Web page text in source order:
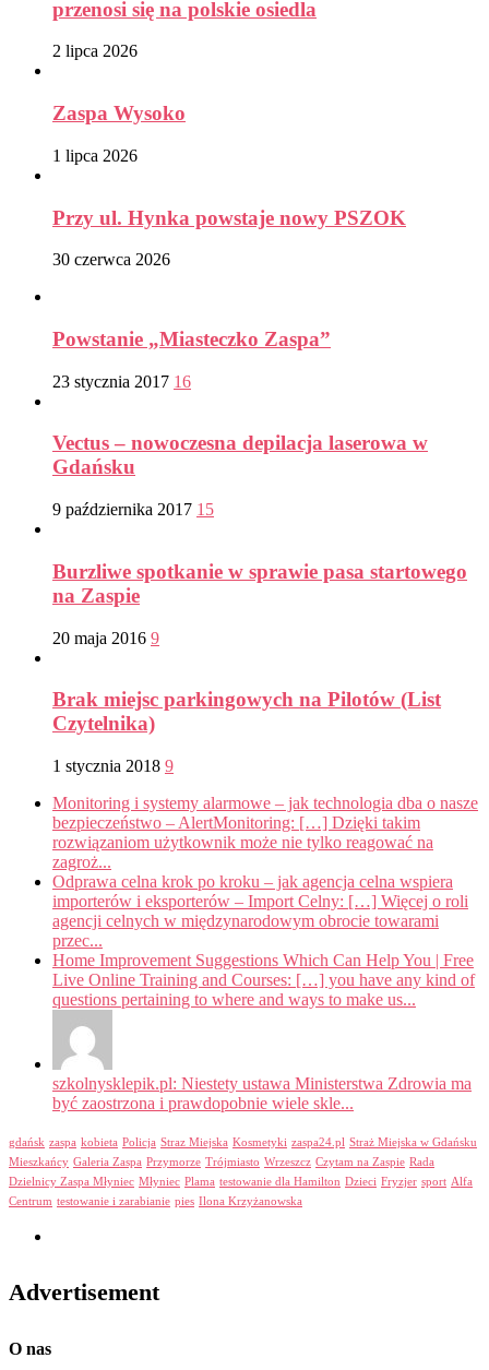
przenosi się na polskie osiedla
2 lipca 2026
Zaspa Wysoko
1 lipca 2026
Przy ul. Hynka powstaje nowy PSZOK
30 czerwca 2026
Powstanie „Miasteczko Zaspa”
23 stycznia 2017 16
Vectus – nowoczesna depilacja laserowa w
Gdańsku
9 października 2017 15
Burzliwe spotkanie w sprawie pasa startowego
na Zaspie
20 maja 2016 9
Brak miejsc parkingowych na Pilotów (List
Czytelnika)
1 stycznia 2018 9
Monitoring i systemy alarmowe – jak technologia dba o nasze
bezpieczeństwo – AlertMonitoring: […] Dzięki takim
rozwiązaniom użytkownik może nie tylko reagować na
zagroż...
Odprawa celna krok po kroku – jak agencja celna wspiera
importerów i eksporterów – Import Celny: […] Więcej o roli
agencji celnych w międzynarodowym obrocie towarami
przec...
Home Improvement Suggestions Which Can Help You | Free
Live Online Training and Courses: […] you have any kind of
questions pertaining to where and ways to make us...
szkolnysklepik.pl: Niestety ustawa Ministerstwa Zdrowia ma
być zaostrzona i prawdopobnie wiele skle...
gdańsk zaspa kobieta Policja Straz Miejska Kosmetyki zaspa24.pl Straż Miejska w Gdańsku
Mieszkańcy Galeria Zaspa Przymorze Trójmiasto Wrzeszcz Czytam na Zaspie Rada
Dzielnicy Zaspa Młyniec Młyniec Plama testowanie dla Hamilton Dzieci Fryzjer sport Alfa
Centrum testowanie i zarabianie pies Ilona Krzyżanowska
Advertisement
O nas